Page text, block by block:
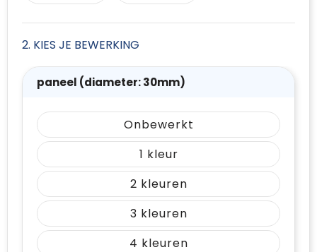
2. KIES JE BEWERKING
paneel (diameter: 30mm)
Onbewerkt
1
2
3
4